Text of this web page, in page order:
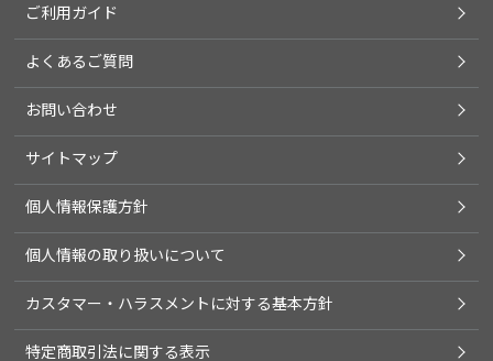
ご利用ガイド
よくあるご質問
お問い合わせ
サイトマップ
個人情報保護方針
個人情報の取り扱いについて
カスタマー・ハラスメントに対する基本方針
特定商取引法に関する表示